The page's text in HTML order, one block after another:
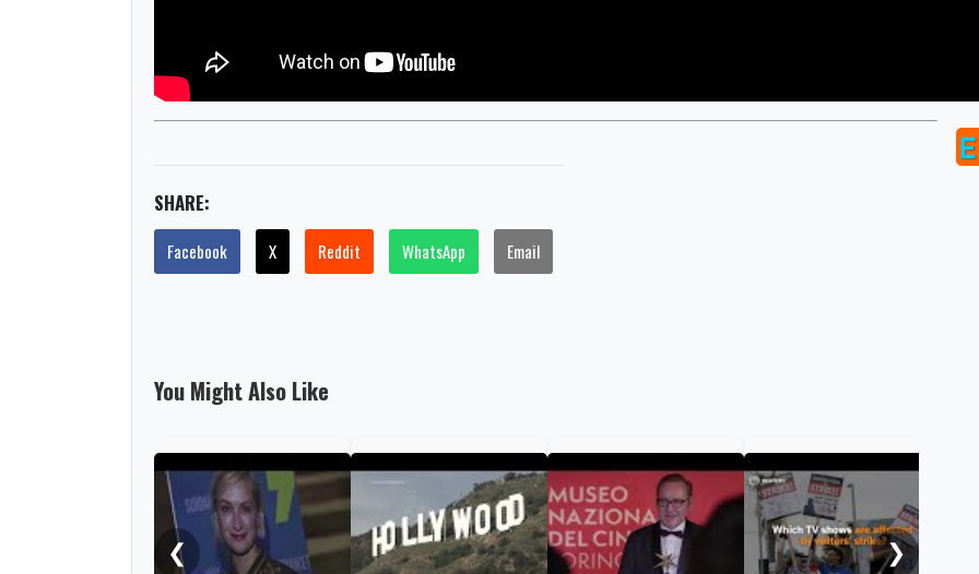
SHARE:
Facebook X Reddit WhatsApp Email
You Might Also Like
❮ ❯